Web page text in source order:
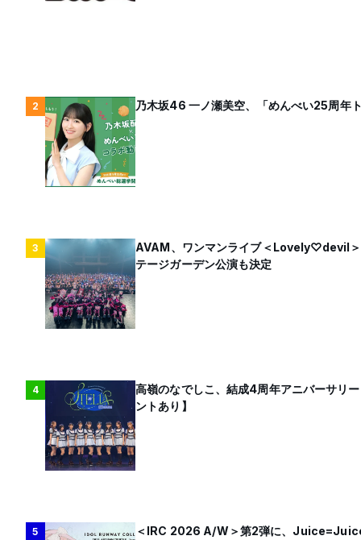
2 乃木坂46 一ノ瀬美空、「めんべい25周年
3
AVAM、ワンマンライブ＜Lovely♡devil
テージガーデン公演も決定
4
高嶺のなでしこ、結成4周年アニバーサリ
ントあり】
5 ＜IRC 2026 A/W＞第2弾に、